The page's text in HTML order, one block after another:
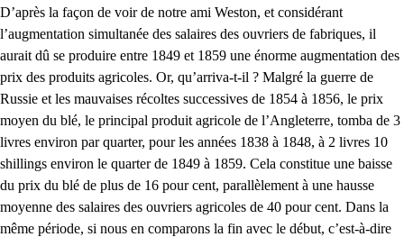
D’après la façon de voir de notre ami Weston, et considérant
l’augmentation simultanée des salaires des ouvriers de fabriques, il
aurait dû se produire entre 1849 et 1859 une énorme augmentation des
prix des produits agricoles. Or, qu’arriva-t-il ? Malgré la guerre de
Russie et les mauvaises récoltes successives de 1854 à 1856, le prix
moyen du blé, le principal produit agricole de l’Angleterre, tomba de 3
livres environ par quarter, pour les années 1838 à 1848, à 2 livres 10
shillings environ le quarter de 1849 à 1859. Cela constitue une baisse
du prix du blé de plus de 16 pour cent, parallèlement à une hausse
moyenne des salaires des ouvriers agricoles de 40 pour cent. Dans la
même période, si nous en comparons la fin avec le début, c’est-à-dire